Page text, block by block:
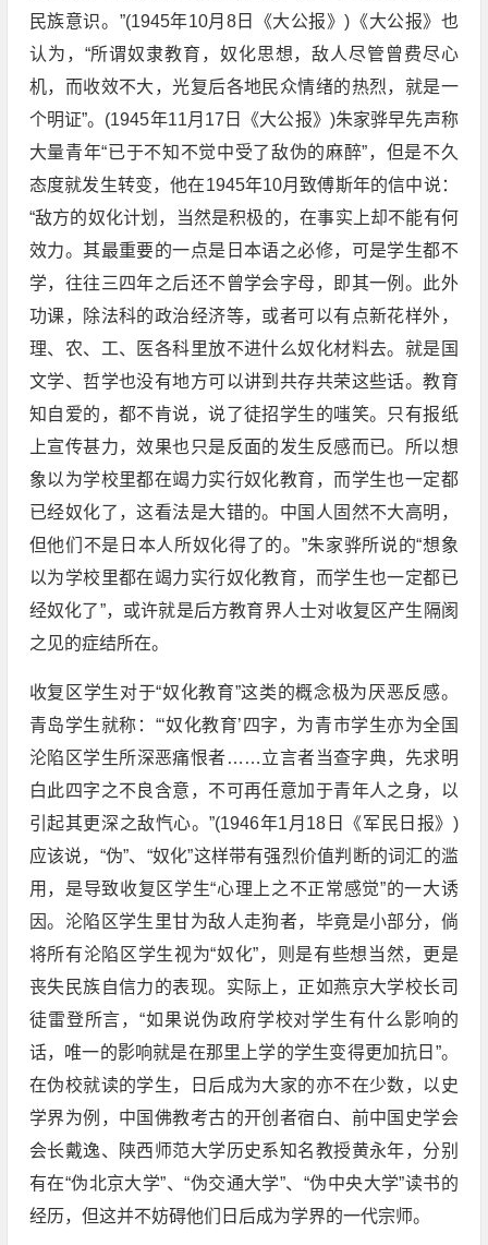
民族意识。”(1945年10月8日《大公报》)《大公报》也
认为，“所谓奴隶教育，奴化思想，敌人尽管曾费尽心
机，而收效不大，光复后各地民众情绪的热烈，就是一
个明证”。(1945年11月17日《大公报》)朱家骅早先声称
大量青年“已于不知不觉中受了敌伪的麻醉”，但是不久
态度就发生转变，他在1945年10月致傅斯年的信中说：
“敌方的奴化计划，当然是积极的，在事实上却不能有何
效力。其最重要的一点是日本语之必修，可是学生都不
学，往往三四年之后还不曾学会字母，即其一例。此外
功课，除法科的政治经济等，或者可以有点新花样外，
理、农、工、医各科里放不进什么奴化材料去。就是国
文学、哲学也没有地方可以讲到共存共荣这些话。教育
知自爱的，都不肯说，说了徒招学生的嗤笑。只有报纸
上宣传甚力，效果也只是反面的发生反感而已。所以想
象以为学校里都在竭力实行奴化教育，而学生也一定都
已经奴化了，这看法是大错的。中国人固然不大高明，
但他们不是日本人所奴化得了的。”朱家骅所说的“想象
以为学校里都在竭力实行奴化教育，而学生也一定都已
经奴化了”，或许就是后方教育界人士对收复区产生隔阂
之见的症结所在。
收复区学生对于“奴化教育”这类的概念极为厌恶反感。
青岛学生就称：“‘奴化教育’四字，为青市学生亦为全国
沦陷区学生所深恶痛恨者……立言者当查字典，先求明
白此四字之不良含意，不可再任意加于青年人之身，以
引起其更深之敌忾心。”(1946年1月18日《军民日报》)
应该说，“伪”、“奴化”这样带有强烈价值判断的词汇的滥
用，是导致收复区学生“心理上之不正常感觉”的一大诱
因。沦陷区学生里甘为敌人走狗者，毕竟是小部分，倘
将所有沦陷区学生视为“奴化”，则是有些想当然，更是
丧失民族自信力的表现。实际上，正如燕京大学校长司
徒雷登所言，“如果说伪政府学校对学生有什么影响的
话，唯一的影响就是在那里上学的学生变得更加抗日”。
在伪校就读的学生，日后成为大家的亦不在少数，以史
学界为例，中国佛教考古的开创者宿白、前中国史学会
会长戴逸、陕西师范大学历史系知名教授黄永年，分别
有在“伪北京大学”、“伪交通大学”、“伪中央大学”读书的
经历，但这并不妨碍他们日后成为学界的一代宗师。